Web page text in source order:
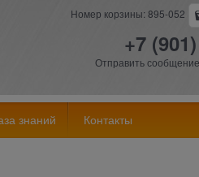
Номер корзины: 895-052
+7
Отправить сообщение
знаний Контакты